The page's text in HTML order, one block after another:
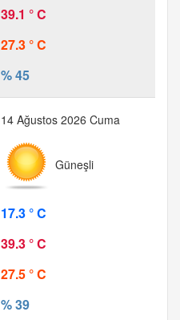
39.1 ° C
27.3 ° C
% 45
14 Ağustos 2026 Cuma
Güneşli
17.3 ° C
39.3 ° C
27.5 ° C
% 39